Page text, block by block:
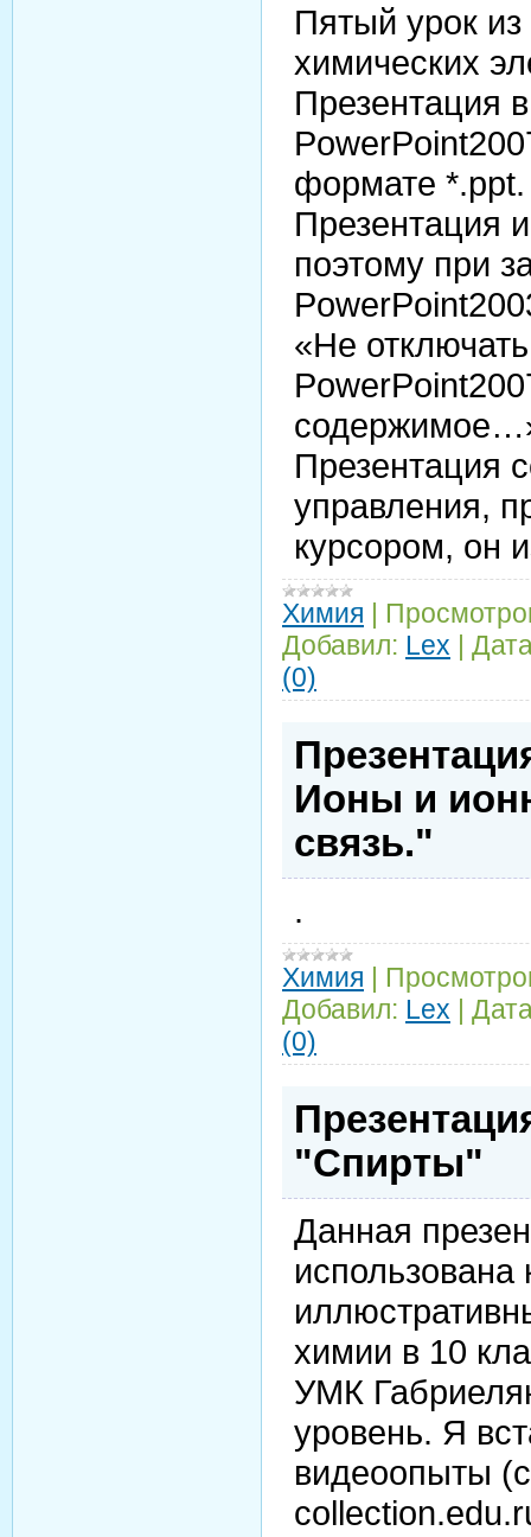
Пятый урок
химических
Презентация
формате *.ppt.
Презентация
поэтому при
«Не
Презентация
управления,
курсором, он
Химия |
Добавил: Lex |
(0)
Ионы и
связь."
.
Химия |
Добавил: Lex |
(0)
"Спирты"
Данная
использована
химии в 10
УМК
уровень. Я
видеоопыты